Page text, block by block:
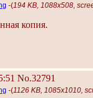
-(194 KB, 1088x508,
копия.
No.32791
-(1126 KB, 1085x1010,